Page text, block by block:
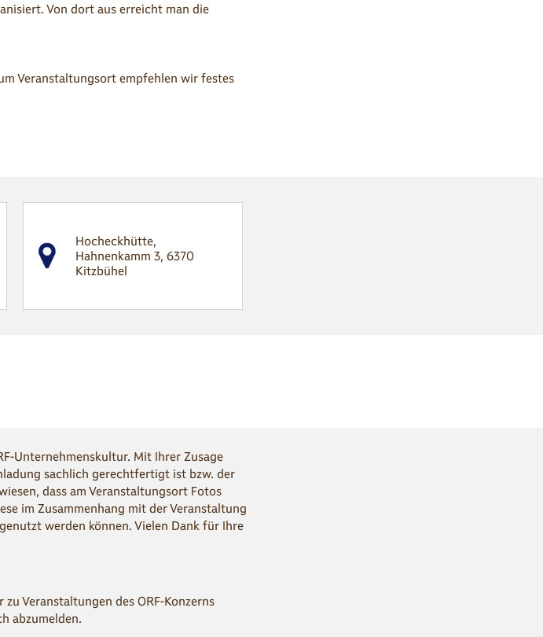
Von dort aus erreicht man die
Veranstaltungsort empfehlen wir festes
Hocheckhütte,
Hahnenkamm 3, 6370
Kitzbühel
Unternehmenskultur. Mit Ihrer Zusage
sachlich gerechtfertigt ist bzw. der
dass am Veranstaltungsort Fotos
im Zusammenhang mit der Veranstaltung
werden können. Vielen Dank für Ihre
Veranstaltungen des ORF-Konzerns
abzumelden.